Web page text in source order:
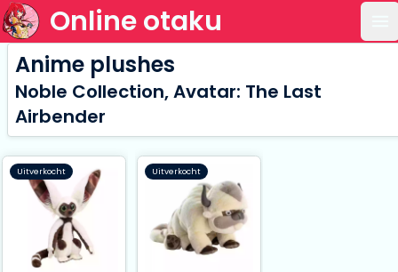
Online otaku
Anime plushes
Noble Collection, Avatar: The Last
Airbender
Uitverkocht Uitverkocht